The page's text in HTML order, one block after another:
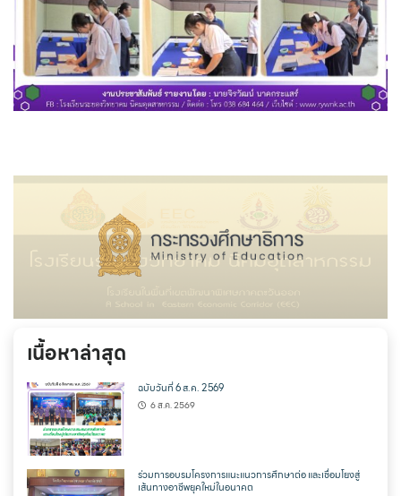
เนื้อหาล่าสุด
ฉบับวันที่ 6 ส.ค. 2569
6 ส.ค. 2569
ร่วมการอบรมโครงการแนะแนวการศึกษาต่อ และเชื่อมโยงสู่
เส้นทางอาชีพยุคใหม่ในอนาคต